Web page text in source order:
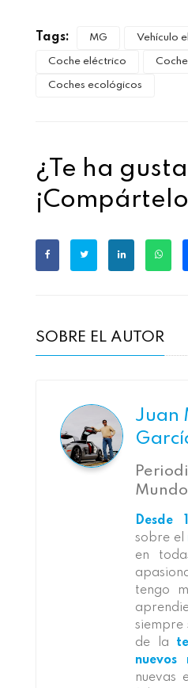
Tags: MG Vehículo
Coche eléctrico
Coches ecológicos
¿Te ha
SOBRE EL AUTOR
Juan
Desde
sobre el
en
tengo
siempre
de la
nuevos
nuevas